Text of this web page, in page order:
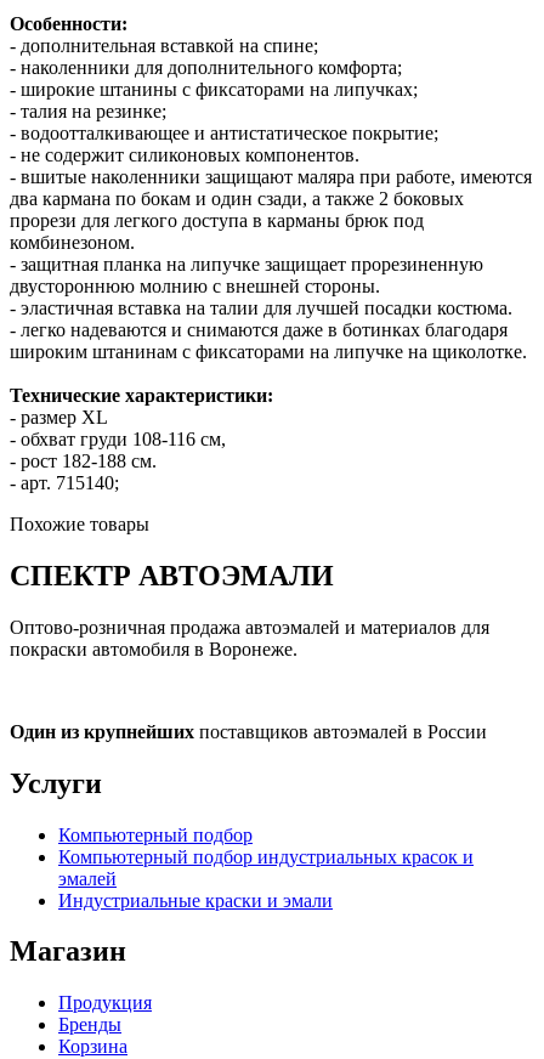
Особенности:
- дополнительная вставкой на спине;
- наколенники для дополнительного комфорта;
- широкие штанины с фиксаторами на липучках;
- талия на резинке;
- водоотталкивающее и антистатическое покрытие;
- не содержит силиконовых компонентов.
- вшитые наколенники защищают маляра при работе, имеются
два кармана по бокам и один сзади, а также 2 боковых
прорези для легкого доступа в карманы брюк под
комбинезоном.
- защитная планка на липучке защищает прорезиненную
двустороннюю молнию с внешней стороны.
- эластичная вставка на талии для лучшей посадки костюма.
- легко надеваются и снимаются даже в ботинках благодаря
широким штанинам с фиксаторами на липучке на щиколотке.
Технические характеристики:
- размер XL
- обхват груди 108-116 см,
- рост 182-188 см.
- арт. 715140;
Похожие товары
СПЕКТР АВТОЭМАЛИ
Оптово-розничная продажа автоэмалей и материалов для
покраски автомобиля в Воронеже.
Один из крупнейших поставщиков автоэмалей в России
Услуги
Компьютерный подбор
Компьютерный подбор индустриальных красок и
эмалей
Индустриальные краски и эмали
Магазин
Продукция
Бренды
Корзина